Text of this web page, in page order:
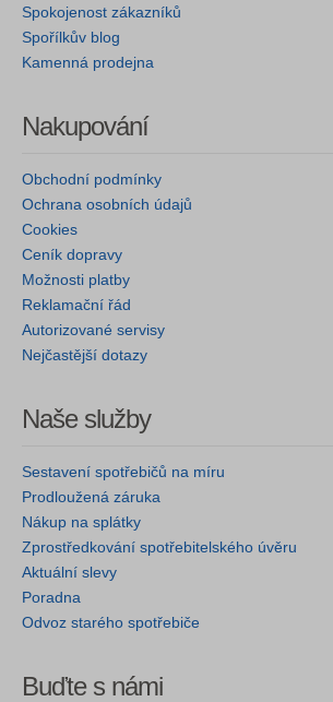
Spokojenost zákazníků
Spořílkův blog
Kamenná prodejna
Nakupování
Obchodní podmínky
Ochrana osobních údajů
Cookies
Ceník dopravy
Možnosti platby
Reklamační řád
Autorizované servisy
Nejčastější dotazy
Naše služby
Sestavení spotřebičů na míru
Prodloužená záruka
Nákup na splátky
Zprostředkování spotřebitelského úvěru
Aktuální slevy
Poradna
Odvoz starého spotřebiče
Buďte s námi